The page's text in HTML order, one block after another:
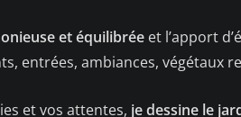
et équilibrée et l’apport
entrées, ambiances, végétaux
et vos attentes, je dessine le